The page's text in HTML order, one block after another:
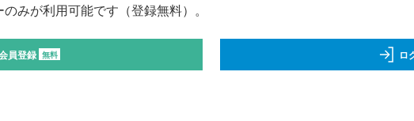
みが利用可能です（登録無料）。
員登録 無料 ロ